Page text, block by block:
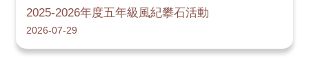
2025-2026年度五年級風紀攀石活動
2026-07-29